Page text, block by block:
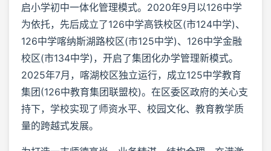
启小学初中一体化管理模式。2020年9月以126中学
为依托，先后成立了126中学高铁校区(市124中学)、
126中学喀纳斯湖路校区(市125中学)、126中学金融
校区(市134中学)，开启了集团化办学管理新模式。
2025年7月，喀湖校区独立运行，成立125中学教育
集团(126中教育集团联盟校)。在区委区政府的关心支
持下，学校实现了师资水平、校园文化、教育教学质
量的跨越式发展。